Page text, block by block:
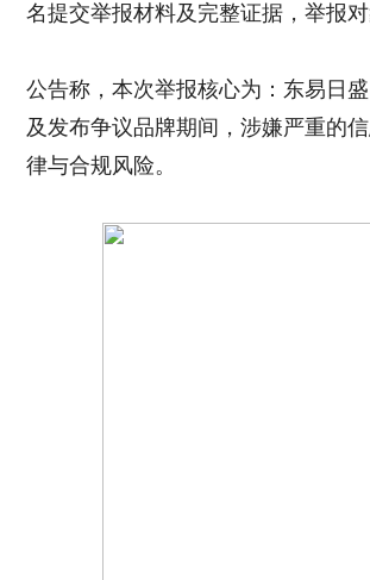
名提交举报材料及完整证据，举报对
公告称，本次举报核心为：东易日
及发布争议品牌期间，涉嫌严重的
律与合规风险。